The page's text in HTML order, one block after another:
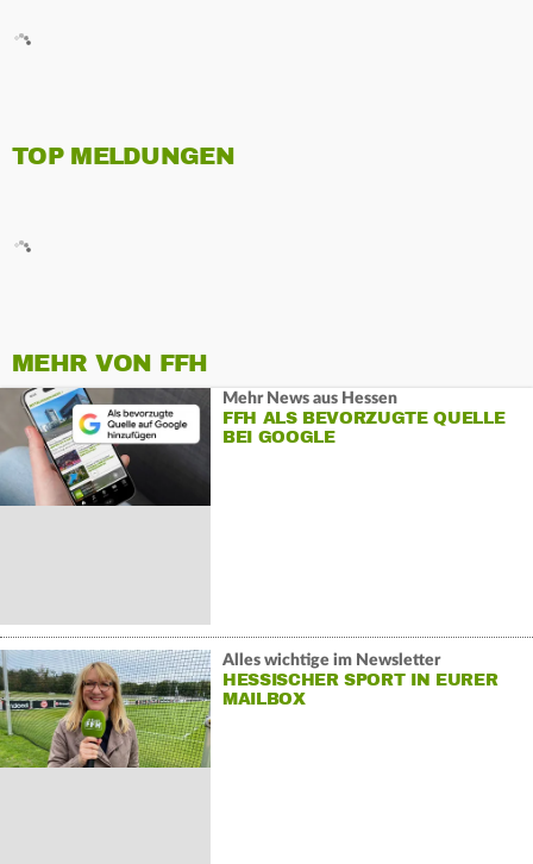
TOP MELDUNGEN
MEHR VON FFH
Mehr News aus Hessen
FFH ALS BEVORZUGTE QUELLE
BEI GOOGLE
Alles wichtige im Newsletter
HESSISCHER SPORT IN EURER
MAILBOX